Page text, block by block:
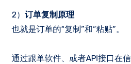
2） 订单复制原理
也就是订单的“复制”和“粘贴”。
通过跟单软件、或者API接口在